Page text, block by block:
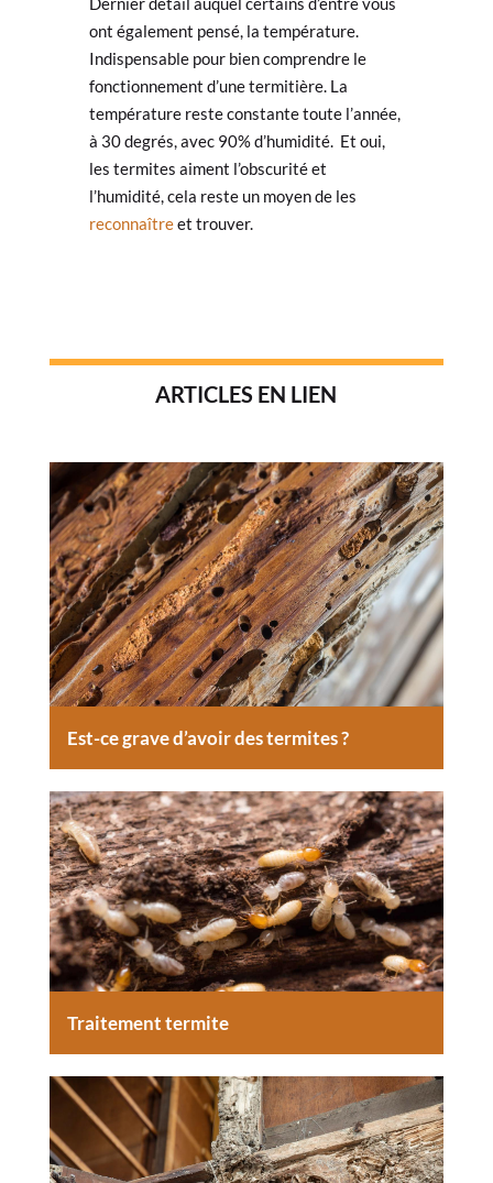
ont également pensé, la température.
Indispensable pour bien comprendre le
fonctionnement d’une termitière. La
température reste constante toute l’année,
à 30 degrés, avec 90% d’humidité. Et oui,
les termites aiment l’obscurité et
l’humidité, cela reste un moyen de les
reconnaîtreet trouver.
ARTICLES EN LIEN
Est-ce grave d’avoir des termites ?
Traitement termite